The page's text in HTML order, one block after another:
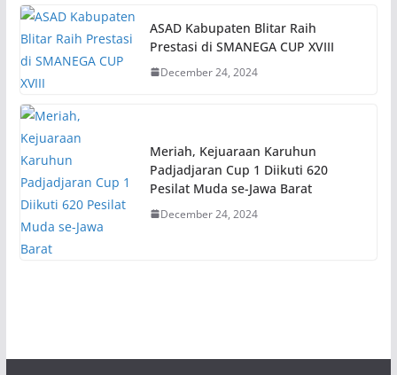
ASAD Kabupaten Blitar Raih
Prestasi di SMANEGA CUP XVIII
December 24, 2024
Meriah, Kejuaraan Karuhun
Padjadjaran Cup 1 Diikuti 620
Pesilat Muda se-Jawa Barat
December 24, 2024